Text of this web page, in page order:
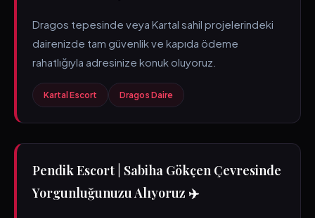
Dragos tepesinde veya Kartal sahil projelerindeki
dairenizde tam güvenlik ve kapıda ödeme
rahatlığıyla adresinize konuk oluyoruz.
Kartal Escort Dragos Daire
Pendik Escort | Sabiha Gökçen Çevresinde
Yorgunluğunuzu Alıyoruz ✈️